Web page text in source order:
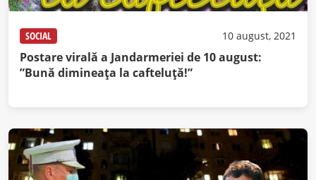
SOCIAL 10 august, 2021
Postare virală a Jandarmeriei de 10 august:
”Bună dimineața la cafteluță!”